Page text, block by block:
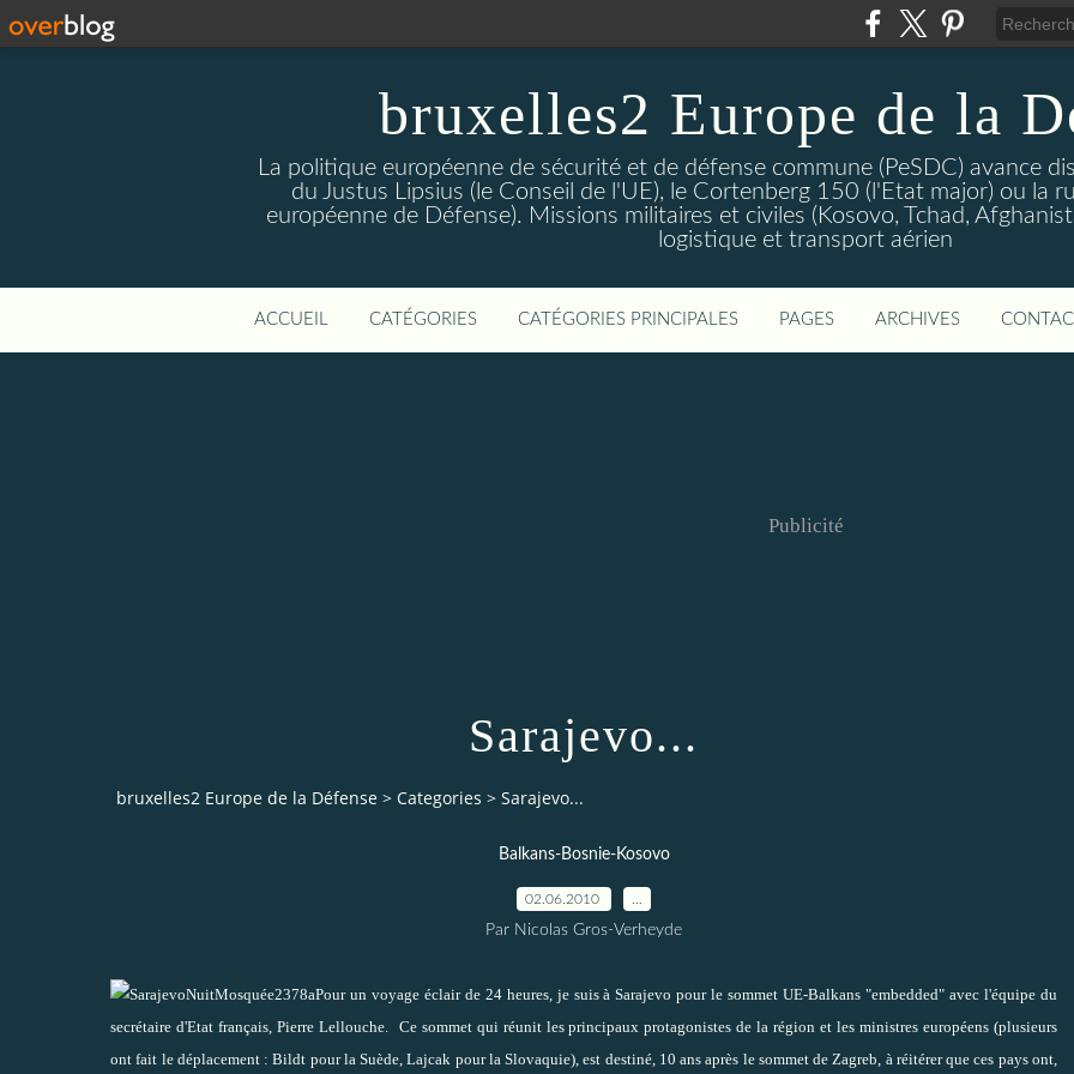
bruxelles2 Europe de la
La politique européenne de sécurité et de défense commune (PeSDC) avance
du Justus Lipsius (le Conseil de l'UE), le Cortenberg 150 (l'Etat major) ou la
européenne de Défense). Missions militaires et civiles (Kosovo, Tchad,
logistique et transport aérien
ACCUEIL CATÉGORIES CATÉGORIES PRINCIPALES PAGES ARCHIVES
Publicité
Sarajevo...
bruxelles2 Europe de la Défense > Categories > Sarajevo...
Balkans-Bosnie-Kosovo
02.06.2010
Par Nicolas Gros-Verheyde
Pour un voyage éclair de 24 heures, je suis à Sarajevo pour le sommet UE-Balkans "embedded" avec l'équipe du
secrétaire d'Etat français, Pierre Lellouche.
Ce sommet qui réunit les principaux protagonistes de la région et les ministres européens (plusieurs
ont fait le déplacement : Bildt pour la Suède, Lajcak pour la Slovaquie), est destiné, 10 ans après le sommet de Zagreb, à réitérer que ces pays ont,